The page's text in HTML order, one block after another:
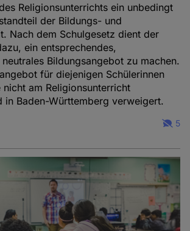
Religionsunterrichts ein unbedingt
der Bildungs- und
Nach dem Schulgesetz dient der
ein entsprechendes,
Bildungsangebot zu machen.
für diejenigen Schülerinnen
nicht am Religionsunterricht
in Baden-Württemberg verweigert.
5